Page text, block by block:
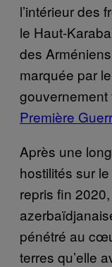
l’intérieur des
le Haut-
des
marquée par
Première
Après une
hostilités sur
repris fin
pénétré au
terres qu’elle